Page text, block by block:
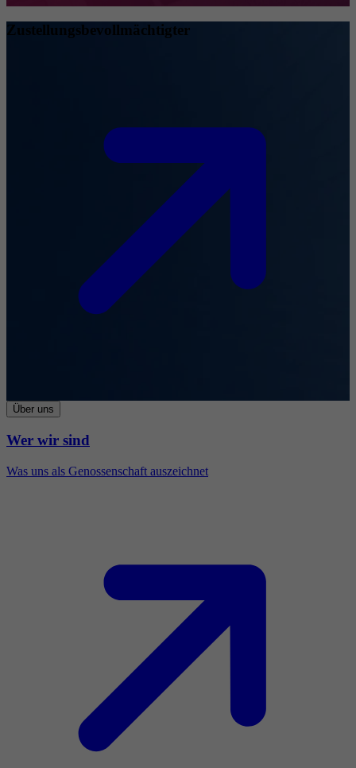
Zustellungsbevollmächtigter
Über uns
Wer wir sind
Was uns als Genossenschaft auszeichnet